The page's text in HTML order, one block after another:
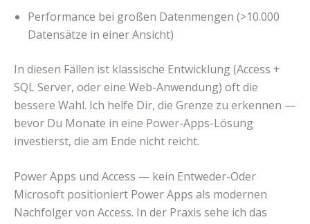
Performance bei großen Datenmengen (>10.000
Datensätze in einer Ansicht)
In diesen Fällen ist klassische Entwicklung (Access +
SQL Server, oder eine Web-Anwendung) oft die
bessere Wahl. Ich helfe Dir, die Grenze zu erkennen —
bevor Du Monate in eine Power-Apps-Lösung
investierst, die am Ende nicht reicht.
Power Apps und Access — kein Entweder-Oder
Microsoft positioniert Power Apps als modernen
Nachfolger von Access. In der Praxis sehe ich das